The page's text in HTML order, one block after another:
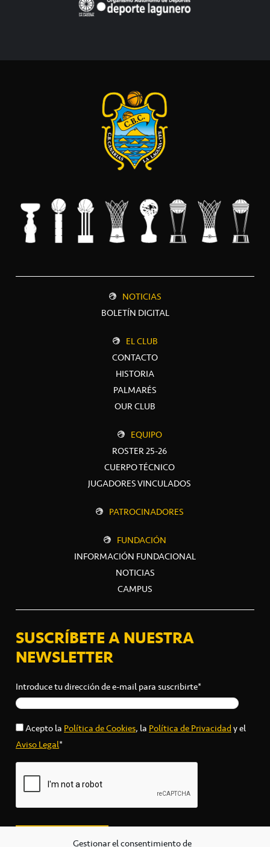
Gestionar el consentimiento de
NOTICIAS
BOLETÍN DIGITAL
EL CLUB
CONTACTO
HISTORIA
PALMARÉS
OUR CLUB
EQUIPO
ROSTER 25-26
CUERPO TÉCNICO
JUGADORES VINCULADOS
PATROCINADORES
FUNDACIÓN
INFORMACIÓN FUNDACIONAL
NOTICIAS
CAMPUS
SUSCRÍBETE A NUESTRA
NEWSLETTER
Introduce tu dirección de e-mail para suscribirte*
Acepto laPolítica de Cookies, laPolítica de Privacidady el
Aviso Legal*